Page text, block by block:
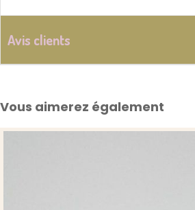
Avis clients
Vous aimerez également